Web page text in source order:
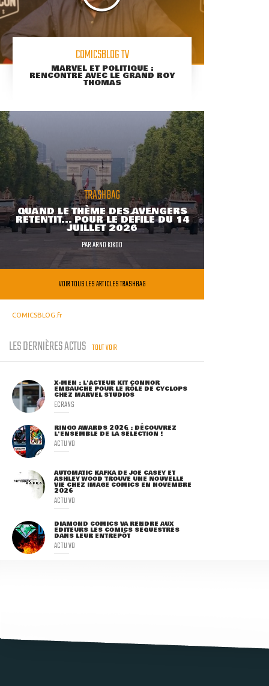
COMICSBLOG TV
MARVEL ET POLITIQUE :
RENCONTRE AVEC LE GRAND ROY
THOMAS
TRASHBAG
QUAND LE THÈME DES AVENGERS
RETENTIT... POUR LE DÉFILÉ DU 14
JUILLET 2026
PARARNO KIKOO
VOIR TOUS LES ARTICLES TRASHBAG
COMICSBLOG.fr
LES DERNIÈRES ACTUS TOUT VOIR
X-MEN : L'ACTEUR KIT CONNOR
EMBAUCHÉ POUR LE RÔLE DE CYCLOPS
CHEZ MARVEL STUDIOS
ECRANS
RINGO AWARDS 2026 : DÉCOUVREZ
L'ENSEMBLE DE LA SÉLECTION !
ACTU VO
AUTOMATIC KAFKA DE JOE CASEY ET
ASHLEY WOOD TROUVE UNE NOUVELLE
VIE CHEZ IMAGE COMICS EN NOVEMBRE
2026
ACTU VO
DIAMOND COMICS VA RENDRE AUX
ÉDITEURS LES COMICS SÉQUESTRÉS
DANS LEUR ENTREPÔT
ACTU VO